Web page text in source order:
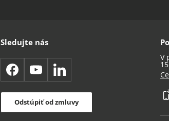
Sledujte nás
FacebookYouTubeLinkedIn
Odstúpiť od zmluvy
V